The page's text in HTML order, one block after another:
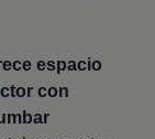
espacio
con